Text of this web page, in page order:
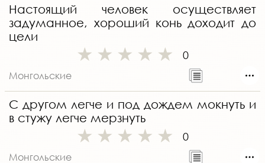
Настоящий человек осуществляет
задуманное, хороший конь доходит до
цели
0
Монгольские
С другом легче и под дождем мокнуть и
в стужу легче мерзнуть
0
Монгольские